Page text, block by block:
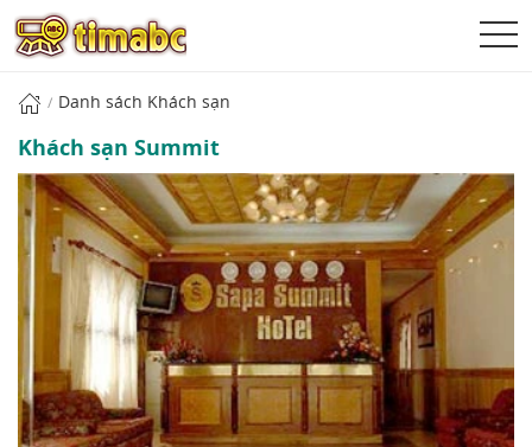
Danh sách Khách sạn
Khách sạn Summit